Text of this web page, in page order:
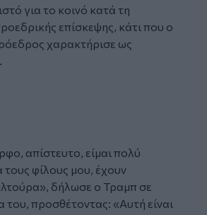
για το κοινό κατά τη
επίσκεψης, κάτι που ο
χαρακτήρισε ως
απίστευτο, είμαι πολύ
φίλους μου, έχουν
δήλωσε ο Τραμπ σε
του, προσθέτοντας: «Αυτή είναι